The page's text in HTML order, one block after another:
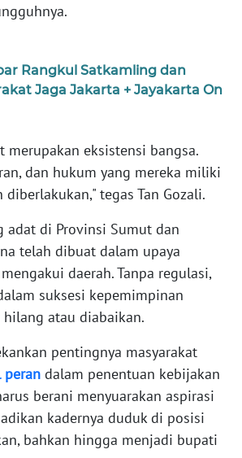
Rangkul Satkamling dan
Jaga Jakarta + Jayakarta On
merupakan eksistensi bangsa.
dan hukum yang mereka miliki
tegas Tan Gozali.
adat di Provinsi Sumut dan
telah dibuat dalam upaya
daerah. Tanpa regulasi,
suksesi kepemimpinan
hilang atau diabaikan.
pentingnya masyarakat
peran dalam penentuan kebijakan
berani menyuarakan aspirasi
kadernya duduk di posisi
bahkan hingga menjadi bupati